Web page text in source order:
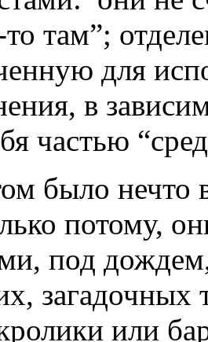
то там”;
для
в
частью
было нечто
потому,
под
или